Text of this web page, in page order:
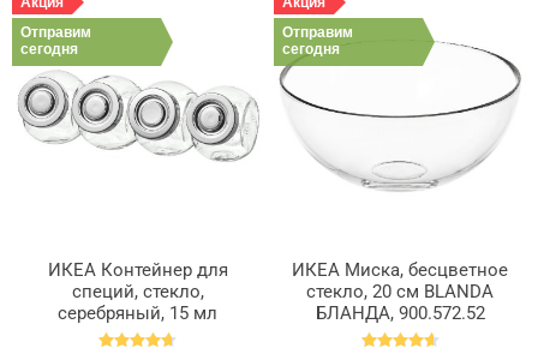
Отправим
сегодня
ИКЕА Контейнер для
специй, стекло,
серебряный, 15 мл
RAJTAN РАЙТАН,
Отправим
сегодня
ИКЕА Миска, бесцветное
стекло, 20 см BLANDA
БЛАНДА, 900.572.52